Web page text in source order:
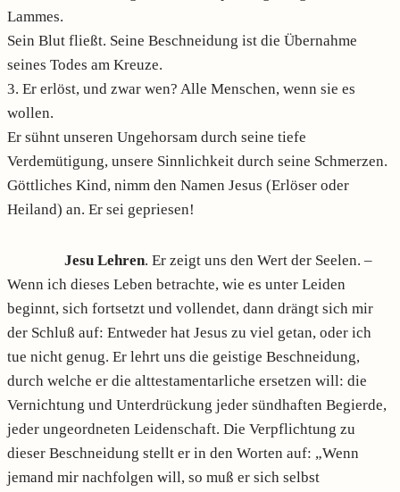
Lammes.
Sein Blut fließt. Seine Beschneidung ist die Übernahme
seines Todes am Kreuze.
3. Er erlöst, und zwar wen? Alle Menschen, wenn sie es
wollen.
Er sühnt unseren Ungehorsam durch seine tiefe
Verdemütigung, unsere Sinnlichkeit durch seine Schmerzen.
Göttliches Kind, nimm den Namen Jesus (Erlöser oder
Heiland) an. Er sei gepriesen!
Jesu Lehren. Er zeigt uns den Wert der Seelen. –
Wenn ich dieses Leben betrachte, wie es unter Leiden
beginnt, sich fortsetzt und vollendet, dann drängt sich mir
der Schluß auf: Entweder hat Jesus zu viel getan, oder ich
tue nicht genug. Er lehrt uns die geistige Beschneidung,
durch welche er die alttestamentarliche ersetzen will: die
Vernichtung und Unterdrückung jeder sündhaften Begierde,
jeder ungeordneten Leidenschaft. Die Verpflichtung zu
dieser Beschneidung stellt er in den Worten auf: „Wenn
jemand mir nachfolgen will, so muß er sich selbst